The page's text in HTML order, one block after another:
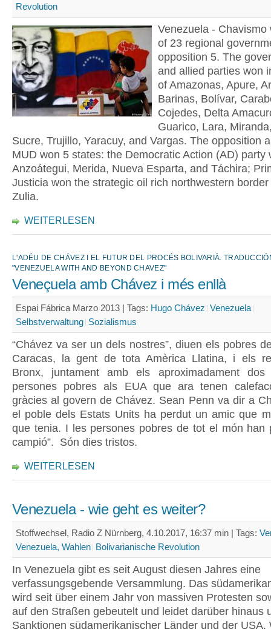
Revolution
Venezuela - Chavismo
of 23 regional
opposition 5. The
and allied parties won
of Amazonas, Apure,
Barinas, Bolívar,
Cojedes, Delta
Guarico, Lara,
Sucre, Trujillo, Yaracuy, and Vargas. The opposition
MUD won 5 states: the Democratic Action (AD) party
Anzoátegui, Merida, Nueva Esparta, and Táchira;
Justicia won the strategic oil rich northwestern
Zulia.
WEITERLESEN
L'ADÉU DE CHÁVEZ I EL FUTUR DEL PROCÉS BOLIVARIÀ.
"VENEZUELA WITH AND BEYOND CHAVEZ"
Veneçuela amb Chávez i més enllà
Espai Fábrica Marzo 2013 | Tags: Hugo Chávez Venezuela
Selbstverwaltung Sozialismus
“Chávez va ser un dels nostres”, diuen els pobres
Caracas, la gent de tota Amèrica Llatina, i els
Bronx, juntament amb els aproximadament
persones pobres als EUA que ara tenen
gràcies al govern de Chávez. Sean Penn va dir a
el poble dels Estats Units ha perdut un amic que
que tenia. I les persones pobres de tot el món han
campió”. Són dies tristos.
WEITERLESEN
Venezuela - wie geht es weiter?
Stoffwechsel, Radio Z Nürnberg, 4.10.2017, 16:37 min | Tags:
Venezuela, Wahlen Bolivarianische Revolution
In Venezuela gibt es seit August diesen Jahres eine
verfassungsgebende Versammlung. Das
wird seit über einem Jahr von massiven Protesten
auf den Straßen gebeutelt und leidet darüber hinaus
Sanktionen südamerikanischer Länder und der USA.